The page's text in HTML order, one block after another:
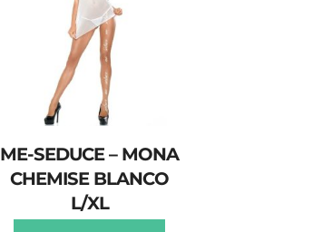
ME-SEDUCE – MONA
CHEMISE BLANCO
L/XL